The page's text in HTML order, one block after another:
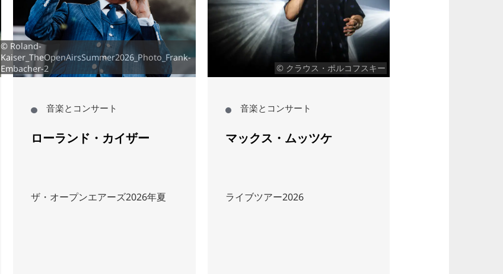
© Roland-
Kaiser_TheOpenAirsSummer2026_Photo_Frank-
Embacher-2
音楽とコンサート
ローランド・カイザー
ザ・オープンエアーズ2026年夏
© クラウス・ポルコフスキー
音楽とコンサート
マックス・ムッツケ
ライブツアー2026